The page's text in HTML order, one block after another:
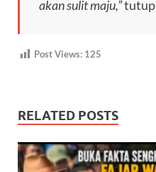
akan sulit maju,”
Post Views: 125
RELATED POSTS